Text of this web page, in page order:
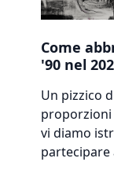
Come
'90 nel
Un pizzico
proporzioni
vi diamo
partecipare